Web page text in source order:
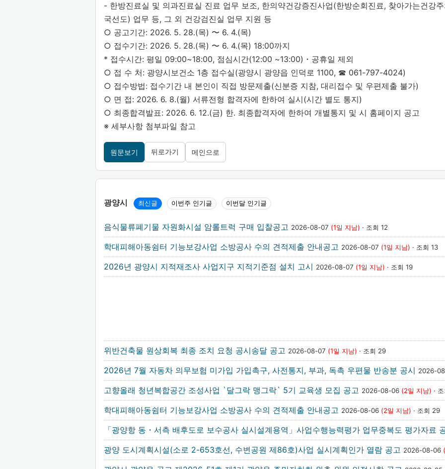
- 한방진료실 및 의과진료실 진료 업무 보조, 한의약건강증진사업(한방순회진료, 찾아가는건강
국선도) 업무 등, 그 외 건강검진실 업무 지원 등
○ 공고기간: 2026. 5. 28.(목) 〜 6. 4.(목)
○ 접수기간: 2026. 5. 28.(목) 〜 6. 4.(목) 18:00까지
* 접수시간: 평일 09:00~18:00, 점심시간(12:00 ~13:00)・공휴일 제외
○ 접 수 처: 광양시보건소 1층 접수실(광양시 광양읍 인덕로 1100, ☎ 061-797-4024)
○ 접수방법: 접수기간 내 본인이 직접 방문제출(신분증 지참, 대리접수 및 우편제출 불가)
○ 면 접: 2026. 6. 8.(월) 서류전형 합격자에 한하여 실시(시간 별도 통지)
○ 최종합격발표: 2026. 6. 12.(금) 한. 최종합격자에 한하여 개별통지 및 시 홈페이지 공고
※ 세부사항 첨부파일 참고
원문보기 뒤로가기 메인으로
광양시 최신글 이번주 인기글 이번달 인기글
음식물류폐기물 자원화시설 암롤트럭 구매 입찰공고 2026-08-07 (1일 지남) · 조회 12
학대피해아동쉼터 기능보강사업 소방공사 수의 견적제출 안내공고 2026-08-07 (1일 지남) · 조회 13
2026년 광양시 지적재조사 사업지구 지적기준점 설치 고시 2026-08-07 (1일 지남) · 조회 19
위반건축물 원상회복 최종 조치 요청 공시송달 공고 2026-08-07 (1일 지남) · 조회 29
2026년 7월 자동차 의무보험 미가입 가입촉구, 사전통지, 부과, 독촉 우편물 반송분 공시 2026-
고향올래 청년복합공간 조성사업 `달그락 맹그락` 5기 교육생 모집 공고 2026-08-06 (2일 지남) ·
학대피해아동쉼터 기능보강사업 소방공사 수의 견적제출 안내공고 2026-08-06 (2일 지남) · 조회 29
「광양항 동・서측 배후도로 보수공사 실시설계용역」사업수행능력평가 업무중복도 평가자료
광양 도시계획시설(소로 2-653호선, 수변공원 제86호)사업 실시계획인가 열람 공고 2026-08-06